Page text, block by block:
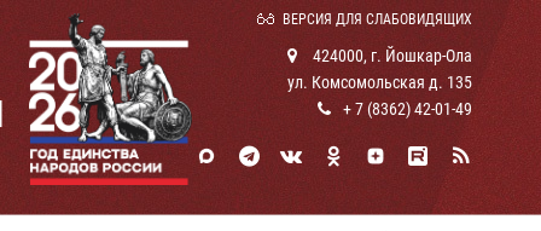
ВЕРСИЯ ДЛЯ СЛАБОВИДЯЩИХ
424000, г. Йошкар-Ола
ул. Комсомольская д. 135
+ 7 (8362) 42-01-49